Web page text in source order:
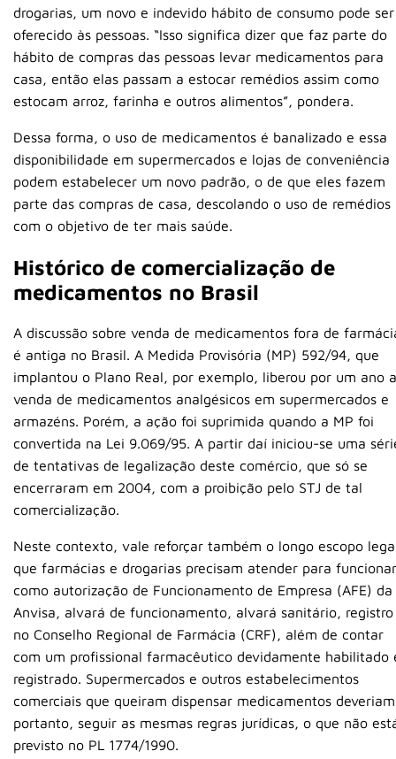
drogarias, um novo e indevido hábito de consumo pode ser
oferecido às pessoas. “Isso significa dizer que faz parte do
hábito de compras das pessoas levar medicamentos para
casa, então elas passam a estocar remédios assim como
estocam arroz, farinha e outros alimentos”, pondera.
Dessa forma, o uso de medicamentos é banalizado e essa
disponibilidade em supermercados e lojas de conveniência
podem estabelecer um novo padrão, o de que eles fazem
parte das compras de casa, descolando o uso de remédios
com o objetivo de ter mais saúde.
Histórico de comercialização de
medicamentos no Brasil
A discussão sobre venda de medicamentos fora de
é antiga no Brasil. A Medida Provisória (MP) 592/94, que
implantou o Plano Real, por exemplo, liberou por um ano a
venda de medicamentos analgésicos em supermercados e
armazéns. Porém, a ação foi suprimida quando a MP foi
convertida na Lei 9.069/95. A partir daí iniciou-se uma
de tentativas de legalização deste comércio, que só se
encerraram em 2004, com a proibição pelo STJ de tal
comercialização.
Neste contexto, vale reforçar também o longo escopo
que farmácias e drogarias precisam atender para
como autorização de Funcionamento de Empresa (AFE) da
Anvisa, alvará de funcionamento, alvará sanitário, registro
no Conselho Regional de Farmácia (CRF), além de contar
com um profissional farmacêutico devidamente habilitado
registrado. Supermercados e outros estabelecimentos
comerciais que queiram dispensar medicamentos
portanto, seguir as mesmas regras jurídicas, o que não
previsto no PL 1774/1990.